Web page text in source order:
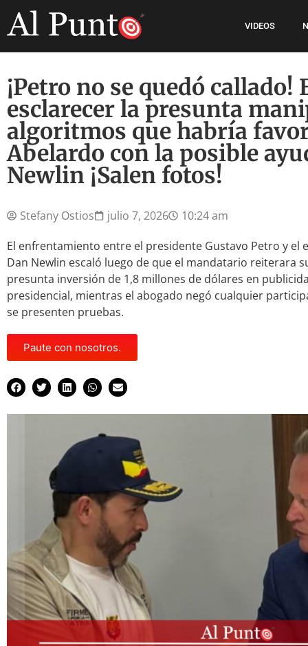
VIDEOS
¡Petro no se quedó callado!
esclarecer la presunta
algoritmos que habría
Abelardo con la posible
Newlin ¡Salen fotos!
Stefany Ostios julio 7, 2026
10:24 am
El enfrentamiento entre el presidente Gustavo Petro y el
Dan Newlin escaló luego de que el mandatario reiterara
presunta inversión de 1,8 millones de dólares en
presidencial, mientras el abogado negó cualquier
se presenten pruebas.
Paute con nosotros.